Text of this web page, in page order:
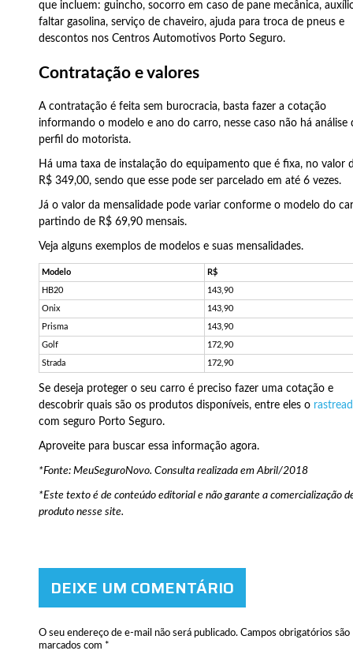
que incluem: guincho, socorro em caso de pane mecânica,
faltar gasolina, serviço de chaveiro, ajuda para troca de pneus e
descontos nos Centros Automotivos Porto Seguro.
Contratação e valores
A contratação é feita sem burocracia, basta fazer a cotação
informando o modelo e ano do carro, nesse caso não há análise
perfil do motorista.
Há uma taxa de instalação do equipamento que é fixa, no valor
R$ 349,00, sendo que esse pode ser parcelado em até 6 vezes.
Já o valor da mensalidade pode variar conforme o modelo do
partindo de R$ 69,90 mensais.
Veja alguns exemplos de modelos e suas mensalidades.
Modelo R$
HB20 143,90
Onix 143,90
Prisma 143,90
Golf 172,90
Strada 172,90
Se deseja proteger o seu carro é preciso fazer uma cotação e
descobrir quais são os produtos disponíveis, entre eles o
com seguro Porto Seguro.
Aproveite para buscar essa informação agora.
*Fonte: MeuSeguroNovo. Consulta realizada em Abril/2018
*Este texto é de conteúdo editorial e não garante a comercialização
produto nesse site.
DEIXE UM COMENTÁRIO
O seu endereço de e-mail não será publicado. Campos obrigatórios são
marcados com *